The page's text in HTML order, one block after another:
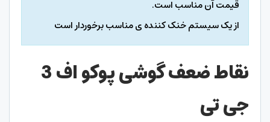
قیمت آن مناسب است.
از یک سیستم خنک‌ کننده ‌ی مناسب برخوردار است
نقاط ضعف گوشی پوکو اف 3
جی تی